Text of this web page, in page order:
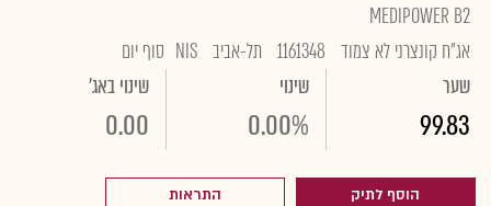
MEDIPOWER B2
אג"ח קונצרני לא צמוד 1161348 תל-אביב NIS סוף יום
שער
99.83
שינוי
0.00%
שינוי באג'
0.00
הוסף לתיק התראות